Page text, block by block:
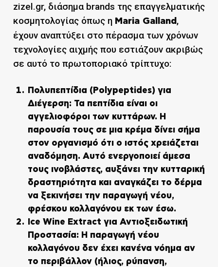
zizel.gr, διάσημα brands της επαγγελματικής
κοσμητολογίας όπως η Maria Galland ,
έχουν αναπτύξει στο πέρασμα των χρόνων
τεχνολογίες αιχμής που εστιάζουν ακριβώς
σε αυτό το πρωτοποριακό τρίπτυχο:
Πολυπεπτίδια (Polypeptides) για
Διέγερση:Τα πεπτίδια είναι οι
αγγελιοφόροι των κυττάρων. Η
παρουσία τους σε μια κρέμα δίνει σήμα
στον οργανισμό ότι ο ιστός χρειάζεται
αναδόμηση. Αυτό ενεργοποιεί άμεσα
τους ινοβλάστες, αυξάνει την κυτταρική
δραστηριότητα και αναγκάζει το δέρμα
να ξεκινήσει την παραγωγή νέου,
φρέσκου κολλαγόνου εκ των έσω.
Ice Wine Extract για Αντιοξειδωτική
Προστασία:Η παραγωγή νέου
κολλαγόνου δεν έχει κανένα νόημα αν
το περιβάλλον (ήλιος, ρύπανση,